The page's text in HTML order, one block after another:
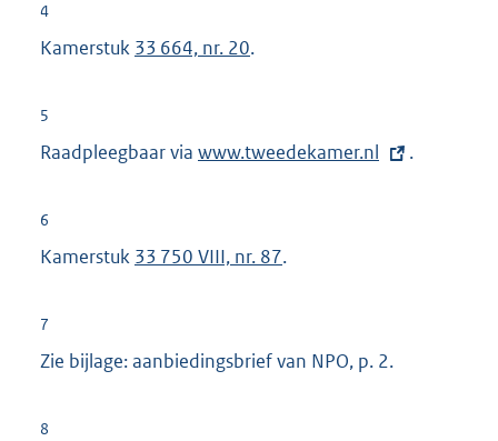
4
Kamerstuk 33 664, nr. 20.
5
Raadpleegbaar via E
r
l
www.tweedekamer.nl .
6
Kamerstuk 33 750 VIII, nr. 87.
7
Zie bijlage: aanbiedingsbrief van NPO, p. 2.
8